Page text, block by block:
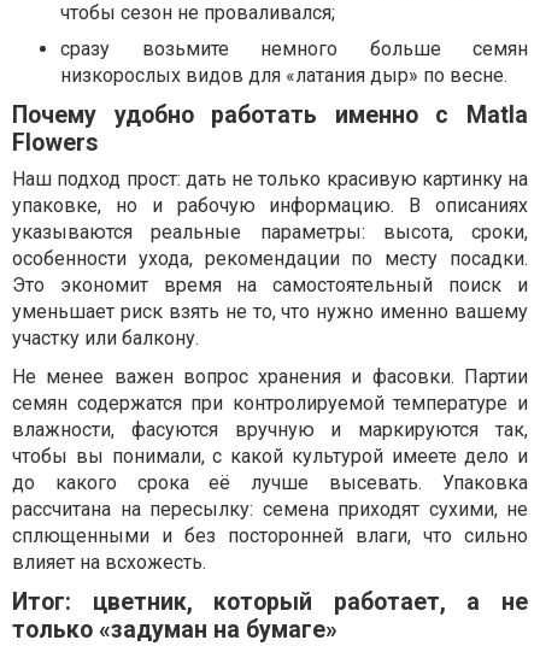
чтобы сезон не проваливался;
сразу возьмите немного больше семян
низкорослых видов для «латания дыр» по весне.
Почему удобно работать именно с Matla
Flowers
Наш подход прост: дать не только красивую картинку на
упаковке, но и рабочую информацию. В описаниях
указываются реальные параметры: высота, сроки,
особенности ухода, рекомендации по месту посадки.
Это экономит время на самостоятельный поиск и
уменьшает риск взять не то, что нужно именно вашему
участку или балкону.
Не менее важен вопрос хранения и фасовки. Партии
семян содержатся при контролируемой температуре и
влажности, фасуются вручную и маркируются так,
чтобы вы понимали, с какой культурой имеете дело и
до какого срока её лучше высевать. Упаковка
рассчитана на пересылку: семена приходят сухими, не
сплющенными и без посторонней влаги, что сильно
влияет на всхожесть.
Итог: цветник, который работает, а не
только «задуман на бумаге»